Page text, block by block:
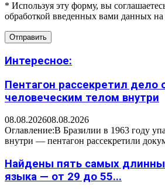
* Используя эту форму, вы
обработкой введенных вами данных на
Интересное:
Пентагон рассекретил дело
человеческим телом внутри
08.08.202608.08.2026
Оглавление:В Бразилии в 1963 году
внутри — пентагон рассекретили
Найдены пять самых
языка — от 29 до 55...